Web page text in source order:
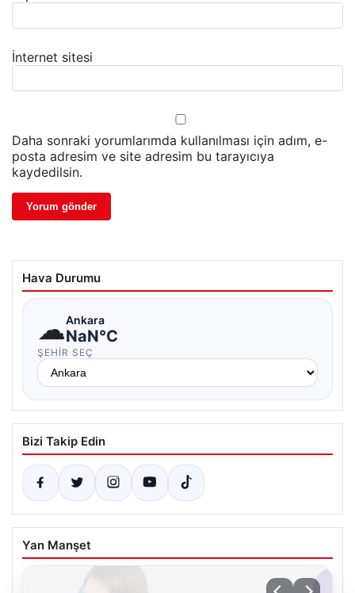
İnternet sitesi
Daha sonraki yorumlarımda kullanılması için adım, e-
posta adresim ve site adresim bu tarayıcıya
kaydedilsin.
Hava Durumu
☁Ankara
NaN°C
ŞEHIR SEÇ
Bizi Takip Edin
Yan Manşet